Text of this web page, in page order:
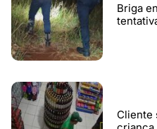
Briga
Cliente